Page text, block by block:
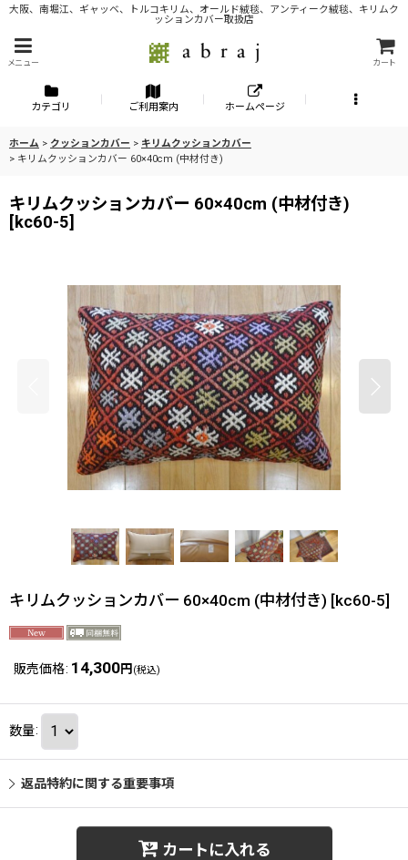
大阪、南堀江、ギャッベ、トルコキリム、オールド絨毯、アンティーク絨毯、キリムク
ッションカバー取扱店
メニュー カート
カテゴリ ご利用案内 ホームページ
ホーム > クッションカバー > キリムクッションカバー
> キリムクッションカバー 60×40cm (中材付き)
キリムクッションカバー 60×40cm (中材付き)
[kc60-5]
キリムクッションカバー 60×40cm (中材付き) [kc60-5]
販売価格: 14,300円 (税込)
数量:
返品特約に関する重要事項
カートに入れる